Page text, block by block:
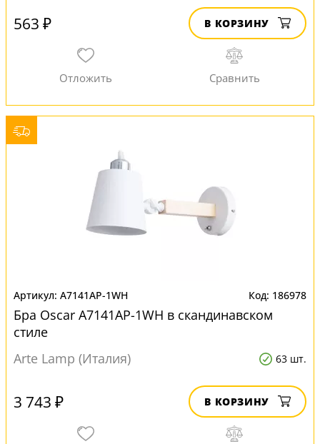
563 ₽ В КОРЗИНУ
A7141AP-1WH 186978
Бра Oscar A7141AP-1WH в скандинавском
стиле
Arte Lamp (Италия)
63 шт.
3 743 ₽ В КОРЗИНУ